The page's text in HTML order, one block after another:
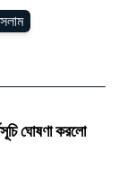
ঘোষণা করলো